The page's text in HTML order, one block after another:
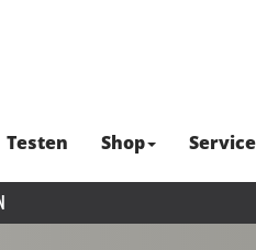
Testen Shop Service